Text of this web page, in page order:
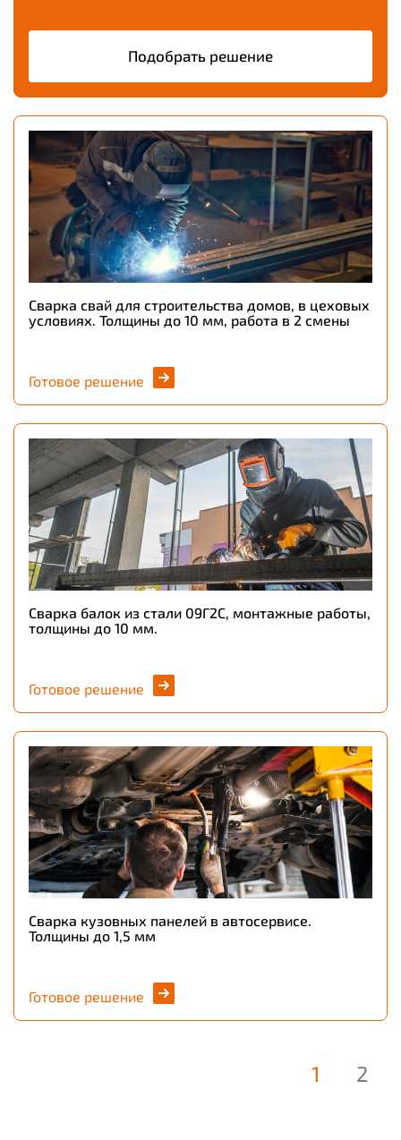
Подобрать решение
Сварка свай для строительства домов, в цеховых
условиях. Толщины до 10 мм, работа в 2 смены
Готовое решение
Сварка балок из стали 09Г2С, монтажные работы,
толщины до 10 мм.
Готовое решение
Сварка кузовных панелей в автосервисе.
Толщины до 1,5 мм
Готовое решение
1 2